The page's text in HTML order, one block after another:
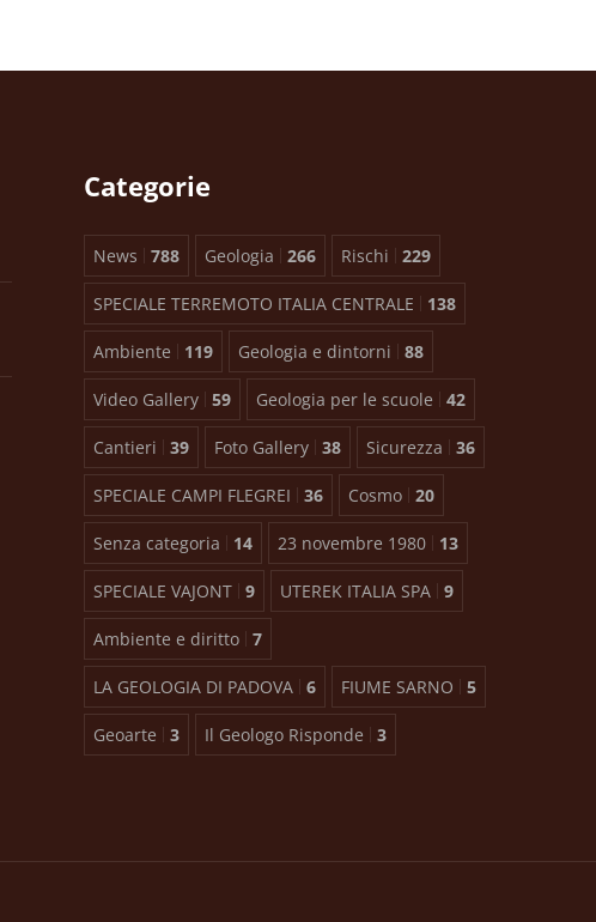
Categorie
News 788 Geologia 266 Rischi 229
SPECIALE TERREMOTO ITALIA CENTRALE 138
Ambiente 119 Geologia e dintorni 88
Video Gallery 59 Geologia per le scuole 42
Cantieri 39 Foto Gallery 38 Sicurezza 36
SPECIALE CAMPI FLEGREI 36 Cosmo 20
Senza categoria 14 23 novembre 1980 13
SPECIALE VAJONT 9 UTEREK ITALIA SPA 9
Ambiente e diritto 7
LA GEOLOGIA DI PADOVA 6 FIUME SARNO 5
Geoarte 3 Il Geologo Risponde 3